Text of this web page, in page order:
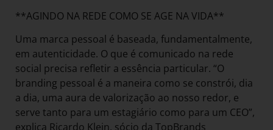
**AGINDO NA REDE COMO SE AGE NA VIDA**
Uma marca pessoal é baseada, fundamentalmente,
em autenticidade. O que é comunicado na rede
social precisa refletir a essência particular. “O
branding pessoal é a maneira como se constrói, dia
a dia, uma aura de valorização ao nosso redor, e
serve tanto para um estagiário como para um CEO”,
explica Ricardo Klein, sócio da TopBrands